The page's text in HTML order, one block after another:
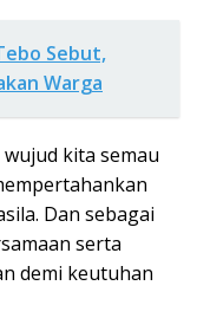
Sebut,
Warga
kita semau
Dan sebagai
serta
demi keutuhan